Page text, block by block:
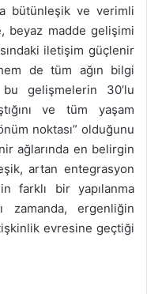
bütünleşik ve verimli
beyaz madde gelişimi
iletişim güçlenir
de tüm ağın bilgi
bu gelişmelerin 30’lu
ve tüm yaşam
noktası” olduğunu
ağlarında en belirgin
artan entegrasyon
farklı bir yapılanma
zamanda, ergenliğin
evresine geçtiği